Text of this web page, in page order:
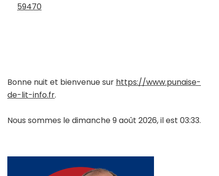
59470
Bonne nuit et bienvenue sur https://www.punaise-
de-lit-info.fr.
Nous sommes le dimanche 9 août 2026, il est 03:33.